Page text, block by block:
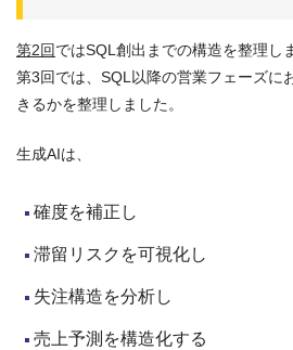
第2回ではSQL創出までの構造を整理し
第3回では、SQL以降の営業フェーズに
きるかを整理しました。
生成AIは、
確度を補正し
滞留リスクを可視化し
失注構造を分析し
売上予測を構造化する